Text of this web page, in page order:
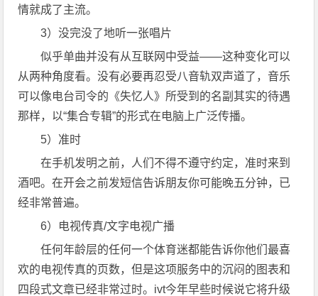
情就成了主流。
3）没完没了地听一张唱片
似乎单曲并没有从互联网中受益——这种变化可以
从两种角度看。没有必要再忍受八音轨双声道了，音乐
可以像电台司令的《失忆人》所受到的名副其实的待遇
那样，以“集合专辑”的形式在电脑上广泛传播。
5）准时
在手机发明之前，人们不得不遵守约定，准时来到
酒吧。在开会之前发短信告诉朋友你可能晚五分钟，已
经非常普遍。
6）电视传真/文字电视广播
任何年龄层的任何一个体育迷都能告诉你他们最喜
欢的电视传真的页数，但是这项服务中的沉闷的图表和
四段式文章已经非常过时。ivt今年早些时候说它将升级